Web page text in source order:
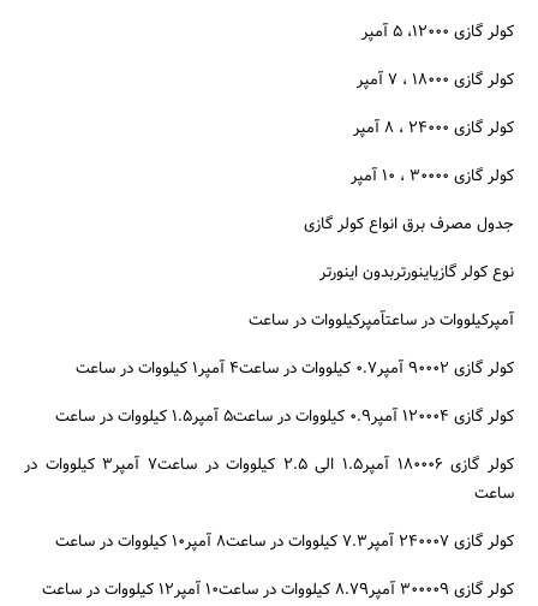
کولر گازی ۱۲۰۰۰، ۵ آمپر
کولر گازی ۱۸۰۰۰ ، ۷ آمپر
کولر گازی ۲۴۰۰۰ ، ۸ آمپر
کولر گازی ۳۰۰۰۰ ، ۱۰ آمپر
جدول مصرف برق انواع کولر گازی
نوع کولر گازیاینورتربدون اینورتر
آمپرکیلووات در ساعتآمپرکیلووات در ساعت
کولر گازی ۹۰۰۰۲ آمپر۰.۷ کیلووات در ساعت۴ آمپر۱ کیلووات در ساعت
کولر گازی ۱۲۰۰۰۴ آمپر۰.۹ کیلووات در ساعت۵ آمپر۱.۵ کیلووات در ساعت
کولر گازی ۱۸۰۰۰۶ آمپر۱.۵ الی ۲.۵ کیلووات در ساعت۷ آمپر۳ کیلووات در
ساعت
کولر گازی ۲۴۰۰۰۷ آمپر۷.۳ کیلووات در ساعت۸ آمپر۱۰ کیلووات در ساعت
کولر گازی ۳۰۰۰۰۹ آمپر۸.۷۹ کیلووات در ساعت۱۰ آمپر۱۲ کیلووات در ساعت